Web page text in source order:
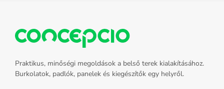
Praktikus, minőségi megoldások a belső terek kialakításához.
Burkolatok, padlók, panelek és kiegészítők egy helyről.